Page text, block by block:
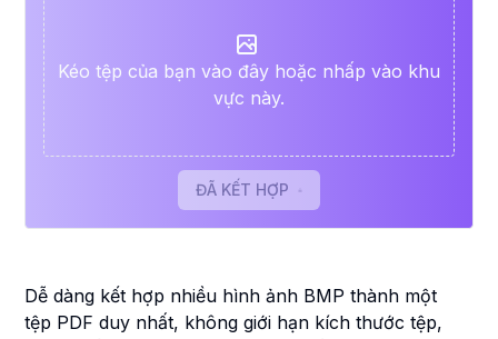
Kéo tệp của bạn vào đây hoặc nhấp vào khu
vực này.
ĐÃ KẾT HỢP
Dễ dàng kết hợp nhiều hình ảnh BMP thành một
tệp PDF duy nhất, không giới hạn kích thước tệp,